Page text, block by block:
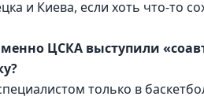
и Киева, если хоть что-то
ЦСКА выступили
только в